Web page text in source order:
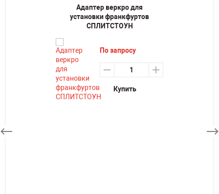
Адаптер веркро для
установки франкфуртов
СПЛИТСТОУН
По запросу
Купить